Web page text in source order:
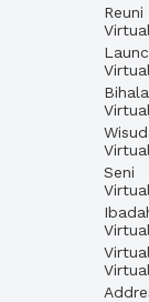
Reuni
Seni
Virtual